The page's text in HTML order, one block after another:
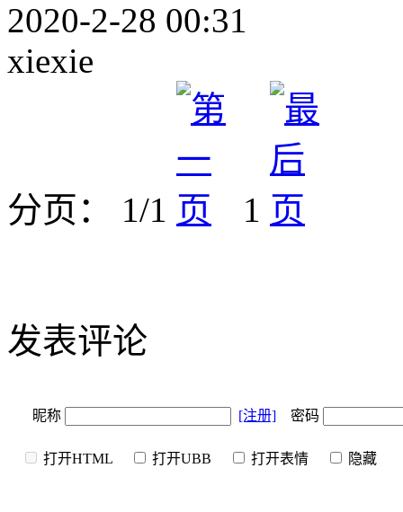
2020-2-28 00:31
xiexie
分页： 1/1 1
发表评论
昵称 [注册] 密码
打开HTML 打开UBB 打开表情 隐